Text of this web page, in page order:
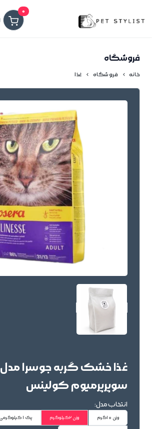
0
فروشگاه
خانه فروشگاه غذا
غذا خشک گربه جوسرا مدل
سوپرپرمیوم کولینس
انتخاب مدل:
وزن 10گرم وزن 2کیلوگرم پک 1 کیلوگرمی دُرا پت